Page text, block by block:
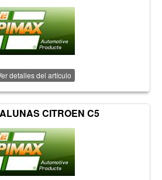
detalles del artículo
CITROEN C5